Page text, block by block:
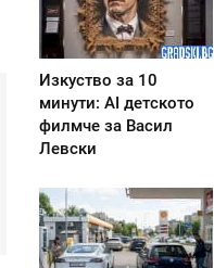
Изкуство за 10
минути: AI детското
филмче за Васил
Левски